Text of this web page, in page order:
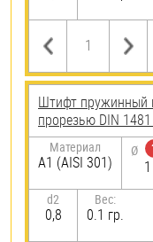
Штифт пружинный
прорезью DIN
Материал
А1 (AISI 301)
Ø
1
d2
0,8
Вес:
0.1 гр.